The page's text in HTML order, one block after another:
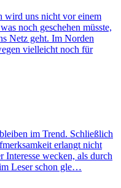
wird uns nicht vor einem
noch geschehen müsste,
Netz geht. Im Norden
vielleicht noch für
im Trend. Schließlich
erlangt nicht
Interesse wecken, als durch
Leser schon gle…